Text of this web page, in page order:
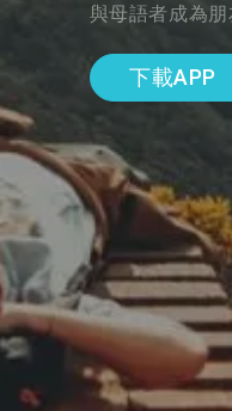
與母語者成為
下載APP